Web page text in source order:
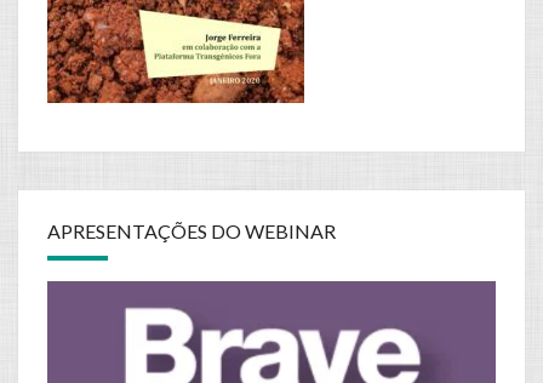
APRESENTAÇÕES DO WEBINAR